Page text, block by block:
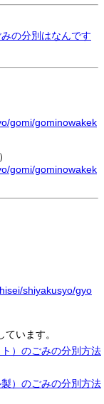
の分別はなんです
gomi/gominowakek
gomi/gominowakek
shiyakusyo/gyo
います。
）のごみの分別方法
）のごみの分別方法